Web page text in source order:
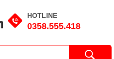
HOTLINE
0358.555.418